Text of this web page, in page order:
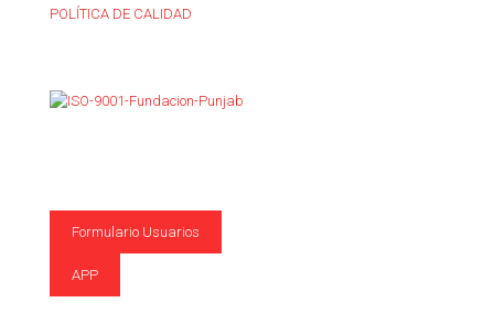
POLÍTICA DE CALIDAD
Formulario Usuarios
APP